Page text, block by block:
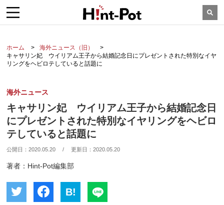
ホーム
海外ニュース（旧）
キャサリン妃 ウイリアム王子から結婚記念日にプレゼントされた特別なイヤ
リングをヘビロテしていると話題に
海外ニュース
キャサリン妃 ウイリアム王子から結婚記念日
にプレゼントされた特別なイヤリングをヘビロ
テしていると話題に
公開日：2020.05.20 / 更新日：2020.05.20
著者：Hint-Pot編集部
B!